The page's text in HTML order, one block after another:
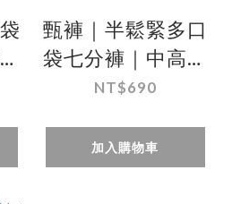
甄褲｜半鬆緊多口
袋七分褲｜中高腰
直筒・咖啡／深
（30~43 吋）
NT$690
加入購物車